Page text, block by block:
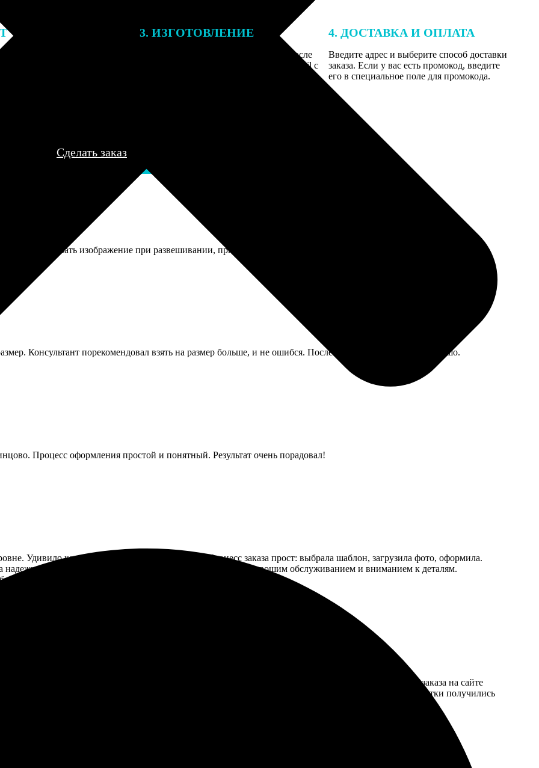
заказа к печати
могут связаться с Вами
телефону или email для
деталей.
3. ИЗГОТОВЛЕНИЕ
Оплатите заказ банковской картой. После
оплаты получите подтверждение на email с
4. ДОСТАВКА И ОПЛАТА
Введите адрес и выберите способ доставки
заказа. Если у вас есть промокод, введите
его в специальное поле для промокода.
Сделать заказ
состыковать изображение при развешивании, пришлось помучиться. В итоге висит ровно.
Консультант порекомендовал взять на размер больше, и не ошибся. После стирки не села, сидит хорошо.
Процесс оформления простой и понятный. Результат очень порадовал!
Удивило качество печати и яркость цветов. Процесс заказа прост: выбрала шаблон, загрузила фото, оформила.
надежная, ничего не повредилось. Была приятно удивлена хорошим обслуживанием и вниманием к деталям.
исполнение. Профессионалы своего дела!
осуществить свою идею с открытками. Все быстро, удобно и без лишних заморочек. Простая форма заказа на сайте
оперативно ответила на все вопросы, что понравилось. Результат превзошел ожидания! Открытки получились